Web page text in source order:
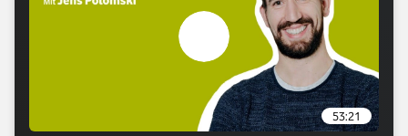
Verlasse Vodafone Webseite: Zum
53:21